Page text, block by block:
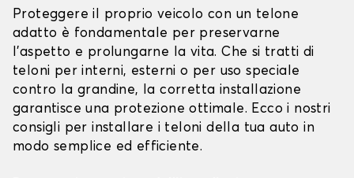
Proteggere il proprio veicolo con un telone
adatto è fondamentale per preservarne
l'aspetto e prolungarne la vita. Che si tratti di
teloni per interni, esterni o per uso speciale
contro la grandine, la corretta installazione
garantisce una protezione ottimale. Ecco i nostri
consigli per installare i teloni della tua auto in
modo semplice ed efficiente.